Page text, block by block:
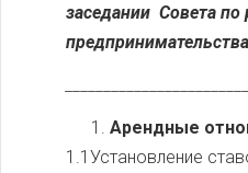
заседании Совета по
Арендные
1.1Установление